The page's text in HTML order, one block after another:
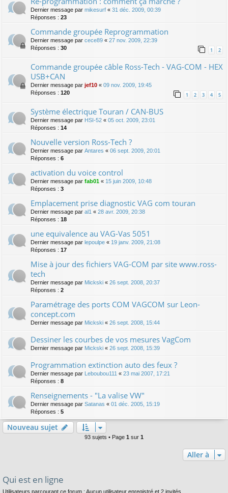
Dernier message par mikesurf « 31 déc. 2009, 00:39
Réponses : 23
Commande groupée Reprogrammation
Dernier message par cece89 « 27 nov. 2009, 22:39
Réponses : 30 1 2
Commande groupée câble Ross-Tech - VAG-COM - HEX
USB+CAN
Dernier message par jef10 « 09 nov. 2009, 19:45
Réponses : 120 1 2 3 4 5
Système électrique Touran / CAN-BUS
Dernier message par HSI-52 « 05 oct. 2009, 23:01
Réponses : 14
Nouvelle version Ross-Tech ?
Dernier message par Antares « 06 sept. 2009, 20:01
Réponses : 6
activation du voice control
Dernier message par fab01 « 15 juin 2009, 10:48
Réponses : 3
Emplacement prise diagnostic VAG com touran
Dernier message par al1 « 28 avr. 2009, 20:38
Réponses : 18
une equivalence au VAG-Vas 5051
Dernier message par lepoulpe « 19 janv. 2009, 21:08
Réponses : 17
Mise à jour des fichiers VAG-COM par site www.ross-
tech
Dernier message par Mickski « 26 sept. 2008, 20:37
Réponses : 2
Paramétrage des ports COM VAGCOM sur Leon-
concept.com
Dernier message par Mickski « 26 sept. 2008, 15:44
Dessiner les courbes de vos mesures VagCom
Dernier message par Mickski « 26 sept. 2008, 15:39
Programmation extinction auto des feux ?
Dernier message par Leboubou111 « 23 mai 2007, 17:21
Réponses : 8
Renseignements - "La valise VW"
Dernier message par Satanas « 01 déc. 2005, 15:19
Réponses : 5
Nouveau sujet
93 sujets • Page 1 sur 1
Aller à
Qui est en ligne
Utilisateurs parcourant ce forum : Aucun utilisateur enregistré et 2 invités